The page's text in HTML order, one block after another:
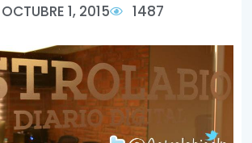
OCTUBRE 1, 2015 1487